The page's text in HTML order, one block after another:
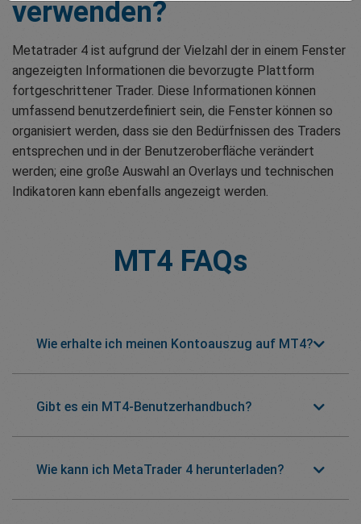
verwenden?
Metatrader 4 ist aufgrund der Vielzahl der in einem Fenster
angezeigten Informationen die bevorzugte Plattform
fortgeschrittener Trader. Diese Informationen können
umfassend benutzerdefiniert sein, die Fenster können so
organisiert werden, dass sie den Bedürfnissen des Traders
entsprechen und in der Benutzeroberfläche verändert
werden; eine große Auswahl an Overlays und technischen
Indikatoren kann ebenfalls angezeigt werden.
MT4 FAQs
Wie erhalte ich meinen Kontoauszug auf MT4?
Gibt es ein MT4-Benutzerhandbuch?
Wie kann ich MetaTrader 4 herunterladen?